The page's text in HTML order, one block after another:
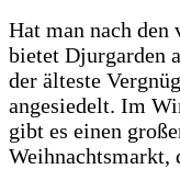
Hat man nach
bietet Djurgarden
der älteste
angesiedelt. Im
gibt es einen
Weihnachtsmarkt,